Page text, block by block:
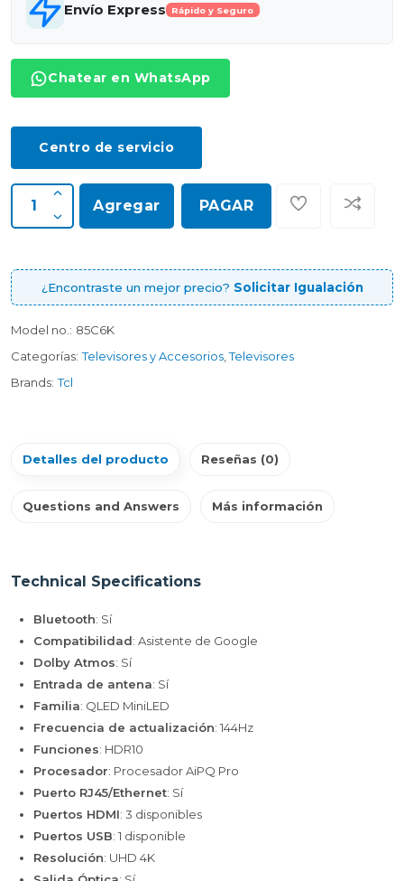
Envío Express Rápido y Seguro
Chatear en WhatsApp
Centro de servicio
Agregar PAGAR
¿Encontraste un mejor precio? Solicitar Igualación
Model no.: 85C6K
Categorías: Televisores y Accesorios ,Televisores
Brands: Tcl
Detalles del producto Reseñas (0)
Questions and Answers Más información
Technical Specifications
Bluetooth: Sí
Compatibilidad: Asistente de Google
Dolby Atmos: Sí
Entrada de antena: Sí
Familia: QLED MiniLED
Frecuencia de actualización: 144Hz
Funciones: HDR10
Procesador: Procesador AiPQ Pro
Puerto RJ45/Ethernet: Sí
Puertos HDMI: 3 disponibles
Puertos USB: 1 disponible
Resolución: UHD 4K